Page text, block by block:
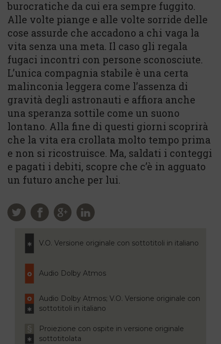
burocratiche da cui era sempre fuggito.
Alle volte piange e alle volte sorride delle
cose assurde che accadono a chi vaga la
vita senza una meta. Il caso gli regala
fugaci incontri con persone sconosciute.
L’unica compagnia stabile è una certa
malinconia leggera come l’assenza di
gravità degli astronauti e affiora anche
una speranza sottile come un suono
lontano. Alla fine di questi giorni scoprirà
che la vita era crollata molto tempo prima
e non si ricostruisce. Ma, saldati i conteggi
e pagati i debiti, scopre che c’è in agguato
un futuro anche per lui.
V.O. Versione originale con sottotitoli in italiano
Audio Dolby Atmos
Audio Dolby Atmos; V.O. Versione originale con
sottotitoli in italiano
Proiezione con ospite in versione originale
sottotitolata